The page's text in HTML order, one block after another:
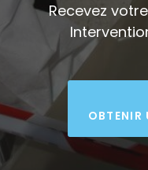
Recevez
OBTENIR